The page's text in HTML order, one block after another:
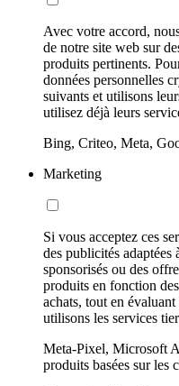
Avec votre accord,
de notre site web sur
produits pertinents.
données personnelles
suivants et utilisons
utilisez déjà leurs
Bing, Criteo, Meta,
Marketing
Si vous acceptez ces
des publicités adaptées
sponsorisés ou des
produits en fonction
achats, tout en
utilisons les services
Meta-Pixel, Microsoft
produits basées sur les